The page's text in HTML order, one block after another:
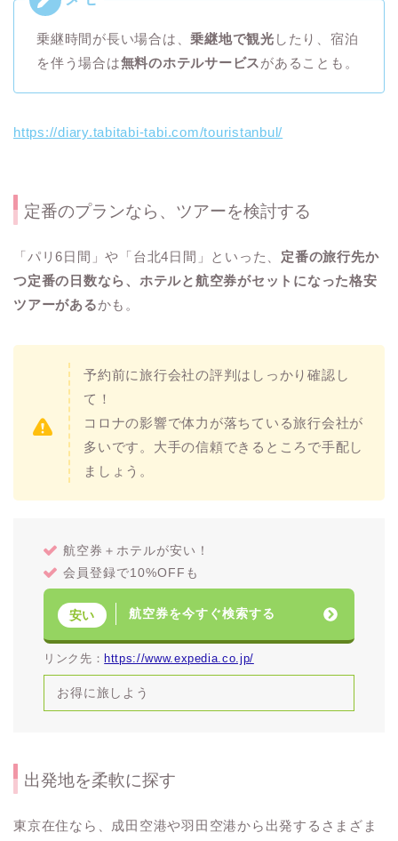
乗継時間が長い場合は、乗継地で観光 したり、宿泊
を伴う場合は無料のホテルサービスがあることも。
https://diary.tabitabi-tabi.com/touristanbul/
定番のプランなら、ツアーを検討する
「パリ6日間」や「台北4日間」といった、 定番の旅行先か
つ定番の日数なら、ホテルと航空券がセットになった格安
ツアーがあるかも。
予約前に旅行会社の評判はしっかり確認し
て！
コロナの影響で体力が落ちている旅行会社が
多いです。大手の信頼できるところで手配し
ましょう。
航空券＋ホテルが安い！
会員登録で10%OFFも
安い 航空券を今すぐ検索する
リンク先： https://www.expedia.co.jp/
お得に旅しよう
出発地を柔軟に探す
東京在住なら、成田空港や羽田空港から出発するさまざま